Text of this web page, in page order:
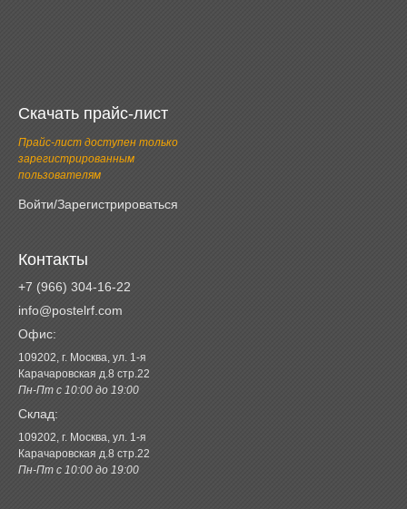
Скачать прайс-лист
Прайс-лист доступен только
зарегистрированным
пользователям
Войти/Зарегистрироваться
Контакты
+7 (966) 304-16-22
info@postelrf.com
Офис:
109202, г. Москва, ул. 1-я
Карачаровская д.8 стр.22
Пн-Пт с 10:00 до 19:00
Склад:
109202, г. Москва, ул. 1-я
Карачаровская д.8 стр.22
Пн-Пт с 10:00 до 19:00